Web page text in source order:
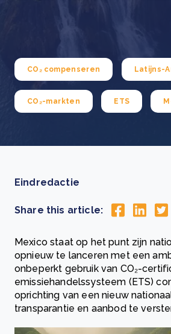
CO₂ compenseren Latijns-
CO₂-markten ETS
Eindredactie
Share this article:
Mexico staat op het punt zijn
opnieuw te lanceren met een
onbeperkt gebruik van CO₂-
emissiehandelssysteem (ETS)
oprichting van een nieuw
transparantie en aanbod te